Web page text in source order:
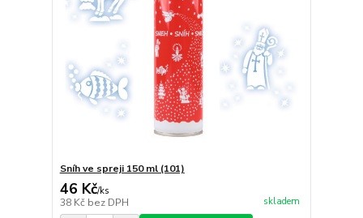
Sníh ve spreji 150 ml (101)
46 Kč/ks
38 Kč bez DPH skladem